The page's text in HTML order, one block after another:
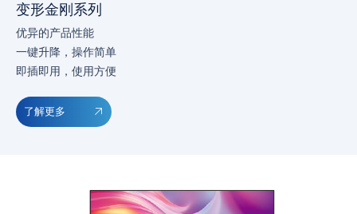
变形金刚系列
优异的产品性能
一键升降，操作简单
即插即用，使用方便
了解更多